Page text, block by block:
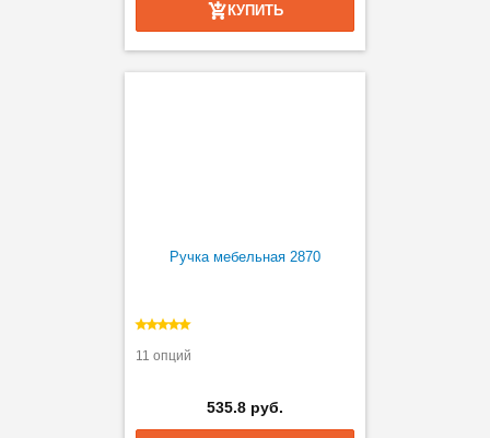
КУПИТЬ
Ручка мебельная 2870
11 опций
535.8 руб.